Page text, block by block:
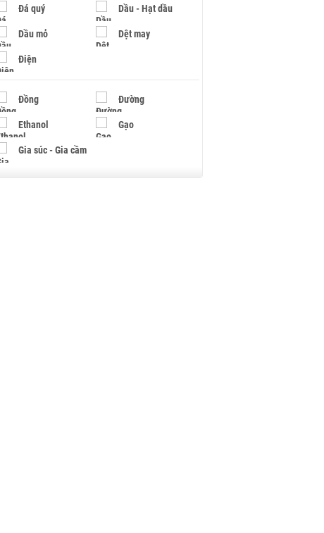
Đá quý Dầu - Hạt dầu
Dầu mỏ Dệt may
Điện
Đồng Đường
Ethanol Gạo
Gia súc - Gia cầm